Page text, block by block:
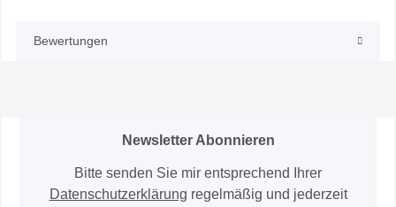
Bewertungen
Newsletter Abonnieren
Bitte senden Sie mir entsprechend Ihrer
Datenschutzerklärung regelmäßig und jederzeit